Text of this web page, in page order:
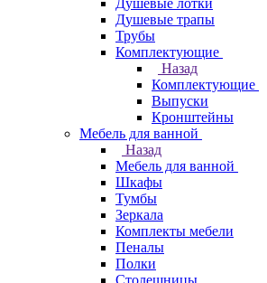
Душевые лотки
Душевые трапы
Трубы
Комплектующие
Назад
Комплектующие
Выпуски
Кронштейны
Мебель для ванной
Назад
Мебель для ванной
Шкафы
Тумбы
Зеркала
Комплекты мебели
Пеналы
Полки
Столешницы